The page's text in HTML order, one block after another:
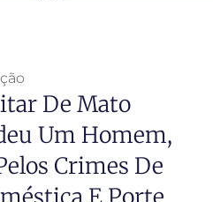
De Mato
Um Homem,
Crimes De